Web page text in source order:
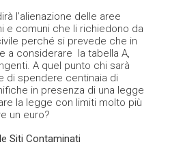
l’alienazione delle aree
e comuni che li richiedono da
perché si prevede che in
a considerare la tabella A,
A quel punto chi sarà
di spendere centinaia di
in presenza di una legge
la legge con limiti molto più
un euro?
Siti Contaminati